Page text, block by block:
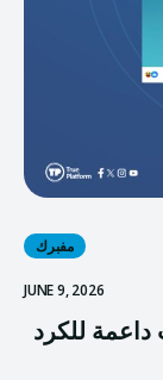
مفبرك
JUNE 9, 2026
للكرد